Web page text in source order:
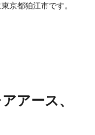
京都狛江市です。
ふランチ 2220円” の
アース、